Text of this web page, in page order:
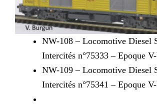
NW-108 – Locomotive Diesel
Intercités n°75333 – Epoque
NW-109 – Locomotive Diesel
Intercités n°75341 – Epoque